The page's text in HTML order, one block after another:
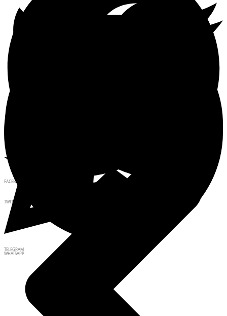
FACEBOOK
TWITTER
WHATSAPP
TELEGRAM